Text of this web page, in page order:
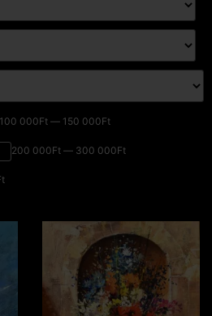
100 000Ft — 150 000Ft
200 000Ft — 300 000Ft